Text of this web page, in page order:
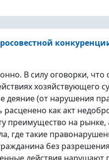
В силу оговорки,
хозяйствующего
деяние (от нарушения
как акт
преимущество на
где такие
без